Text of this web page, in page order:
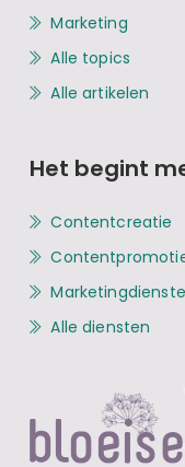
Marketing
Alle topics
Alle artikelen
Het begint
Contentcreatie
Alle diensten